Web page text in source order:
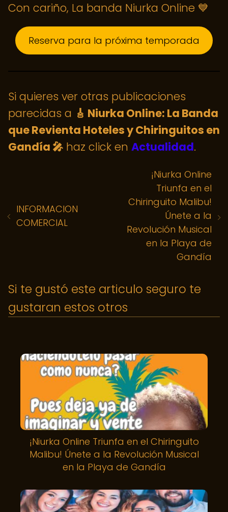
Con cariño, La banda Niurka Online 💙
Reserva para la próxima temporada
Si quieres ver otras publicaciones
parecidas a 🎸 Niurka Online: La Banda
que Revienta Hoteles y Chiringuitos en
Gandía 🎤 haz click en Actualidad.
INFORMACION
COMERCIAL
¡Niurka Online
Triunfa en el
Chiringuito Malibu!
Únete a la
Revolución Musical
en la Playa de
Gandía
Si te gustó este articulo seguro te
gustaran estos otros
¡Niurka Online Triunfa en el Chiringuito
Malibu! Únete a la Revolución Musical
en la Playa de Gandía